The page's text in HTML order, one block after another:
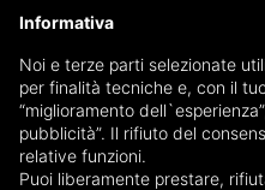
c.s.
GENOVA
Informativa
Noi e terze parti selezionate
per finalità tecniche e, con il
“miglioramento
pubblicità”. Il rifiuto del
relative funzioni.
Puoi liberamente prestare,